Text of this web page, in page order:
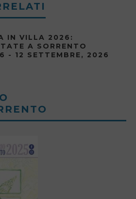
IN VILLA 2026:
A SORRENTO
- 12 SETTEMBRE, 2026